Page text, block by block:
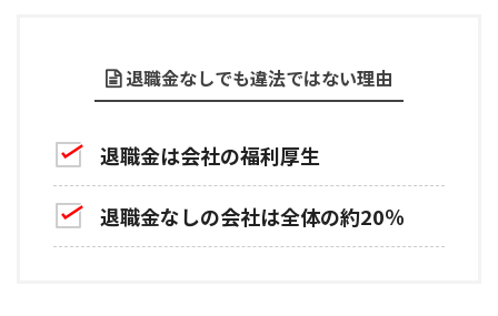
退職金なしでも違法ではない理由
退職金は会社の福利厚生
退職金なしの会社は全体の約20％